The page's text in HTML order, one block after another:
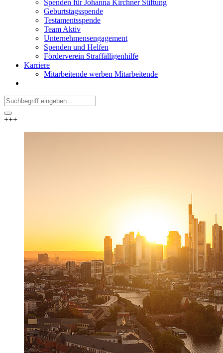
Spenden für Johanna Kirchner Stiftung
Geburtstagsspende
Testamentsspende
Team Aktiv
Unternehmensengagement
Spenden und Helfen
Förderverein Straffälligenhilfe
Karriere
Mitarbeitende werben Mitarbeitende
+++